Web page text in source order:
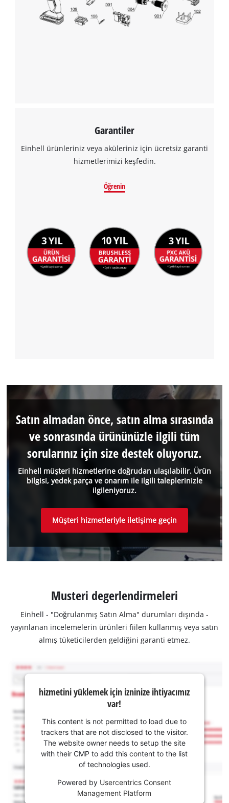
Garantiler
Einhell ürünleriniz veya aküleriniz için ücretsiz garanti
hizmetlerimizi keşfedin.
Öğrenin
Einhell müşteri hizmetlerine doğrudan ulaşılabilir. Ürün
bilgisi, yedek parça ve onarım ile ilgili taleplerinizle
ilgileniyoruz.
Satın almadan önce, satın alma sırasında
ve sonrasında ürününüzle ilgili tüm
sorularınız için size destek oluyoruz.
Müşteri hizmetleriyle iletişime geçin
Musteri degerlendirmeleri
Einhell - "Doğrulanmış Satın Alma" durumları dışında -
yayınlanan incelemelerin ürünleri fiilen kullanmış veya satın
almış tüketicilerden geldiğini garanti etmez.
hizmetini yüklemek için izninize ihtiyacımız
var!
This content is not permitted to load due to
trackers that are not disclosed to the visitor.
The website owner needs to setup the site
with their CMP to add this content to the list
of technologies used.
Powered by Usercentrics Consent
Management Platform